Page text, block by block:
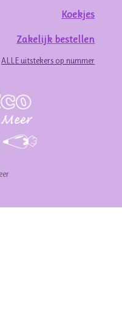
Koekjes
Zakelijk bestellen
ALLE uitstekers op nummer